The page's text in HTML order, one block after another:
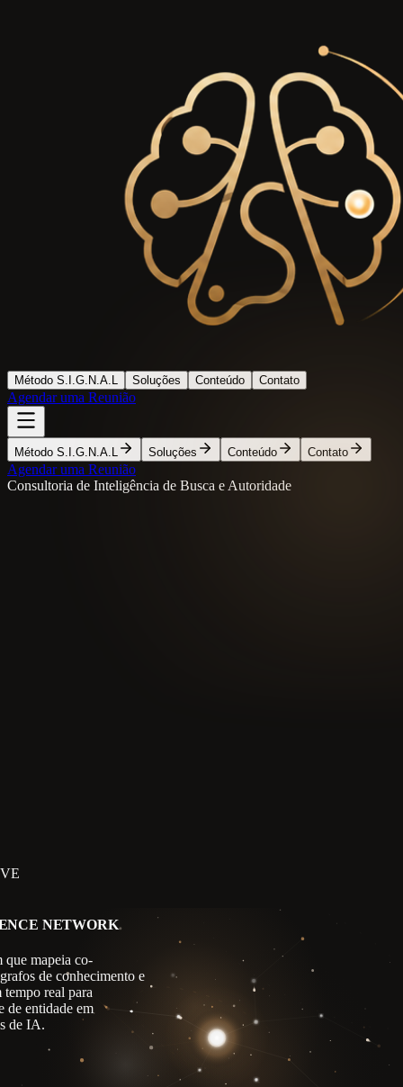
Método S.I.G.N.A.L Soluções Conteúdo Contato
Agendar uma Reunião
Método S.I.G.N.A.L Soluções Conteúdo Contato
Agendar uma Reunião
Consultoria de Inteligência de Busca e Autoridade
NETWORK
que mapeia co-
de conhecimento e
tempo real para
de entidade em
de IA.